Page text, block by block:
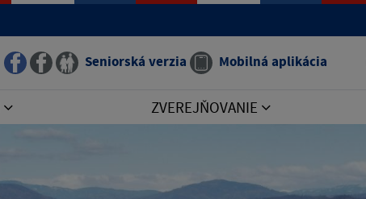
Seniorská verzia Mobilná aplikácia
ZVEREJŇOVANIE